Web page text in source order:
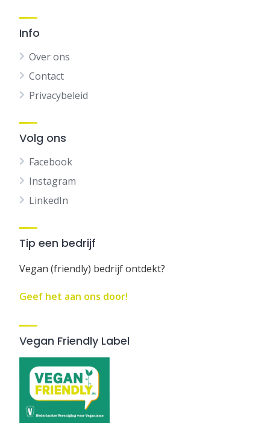
Info
Over ons
Contact
Privacybeleid
Volg ons
Facebook
Instagram
LinkedIn
Tip een bedrijf
Vegan (friendly) bedrijf ontdekt?
Geef het aan ons door!
Vegan Friendly Label